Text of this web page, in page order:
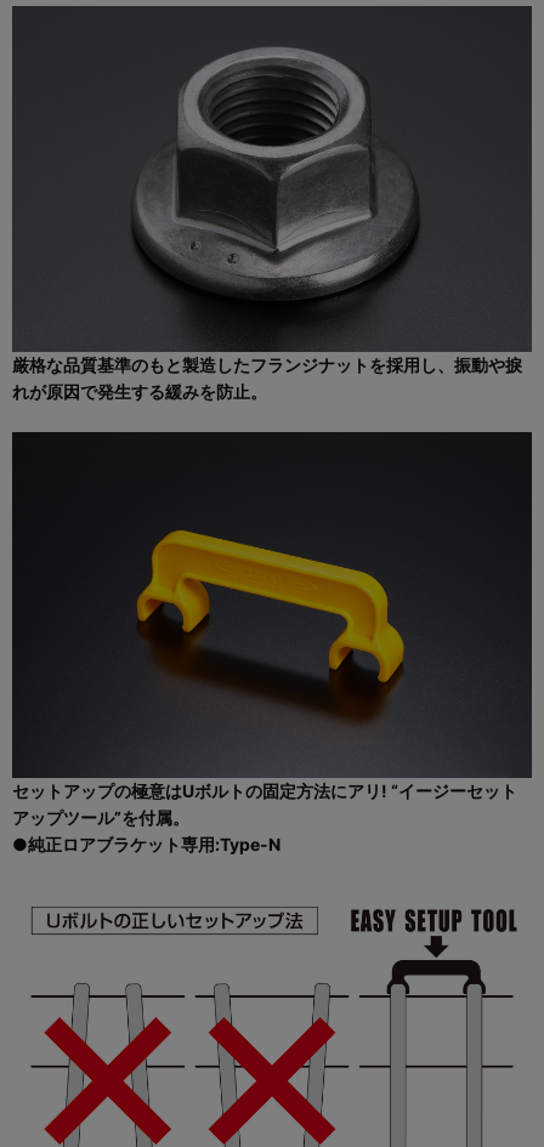
厳格な品質基準のもと製造したフランジナットを採用し、振動や捩
れが原因で発生する緩みを防止。
セットアップの極意はUボルトの固定方法にアリ! “イージーセット
アップツール”を付属。
●純正ロアブラケット専用:Type-N